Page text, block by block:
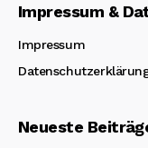
Impressum &
Impressum
Neueste